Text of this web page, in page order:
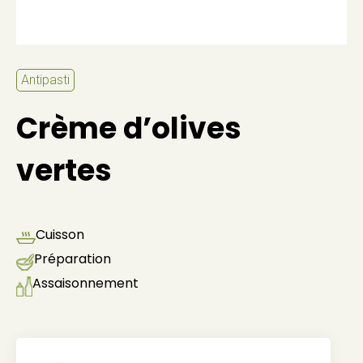
Antipasti
Crème d’olives
vertes
Cuisson
Préparation
Assaisonnement